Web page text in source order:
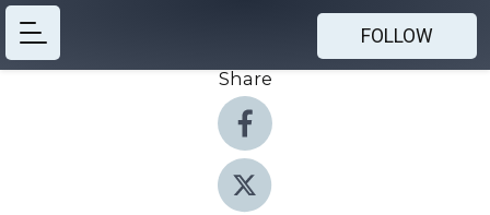
FOLLOW
Share